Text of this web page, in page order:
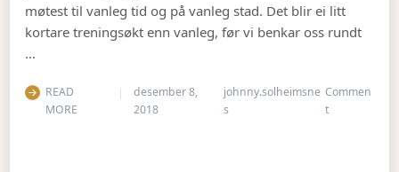
møtest til vanleg tid og på vanleg stad. Det blir ei litt
kortare treningsøkt enn vanleg, før vi benkar oss rundt
…
READ
MORE
desember 8,
2018
johnny.solheimsne
s
Commen
ton Julebordet